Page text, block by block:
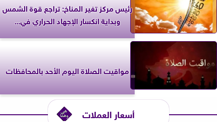
رئيس مركز تغير المناخ: تراجع قوة الشمس
وبداية انكسار الإجهاد الحراري في...
مواقيت الصلاة اليوم الأحد بالمحافظات
أسعار العملات